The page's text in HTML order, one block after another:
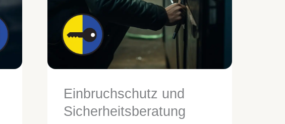
Einbruchschutz und
Sicherheitsberatung